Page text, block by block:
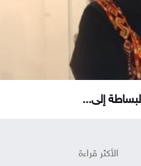
إلى...
الأكثر قراءة